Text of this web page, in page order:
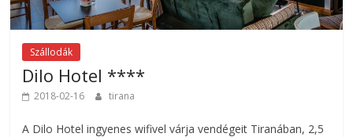
Szállodák
Dilo Hotel ****
2018-02-16 tirana
A Dilo Hotel ingyenes wifivel várja vendégeit Tiranában, 2,5